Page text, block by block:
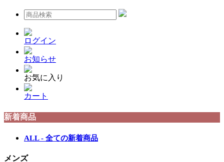
ログイン
お知らせ
お気に入り
カート
新着商品
ALL - 全ての新着商品
メンズ